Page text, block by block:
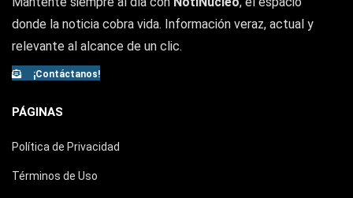
donde la noticia cobra vida. Información veraz, actual y
relevante al alcance de un clic.
¡Contáctanos!
PÁGINAS
Política de Privacidad
Términos de Uso